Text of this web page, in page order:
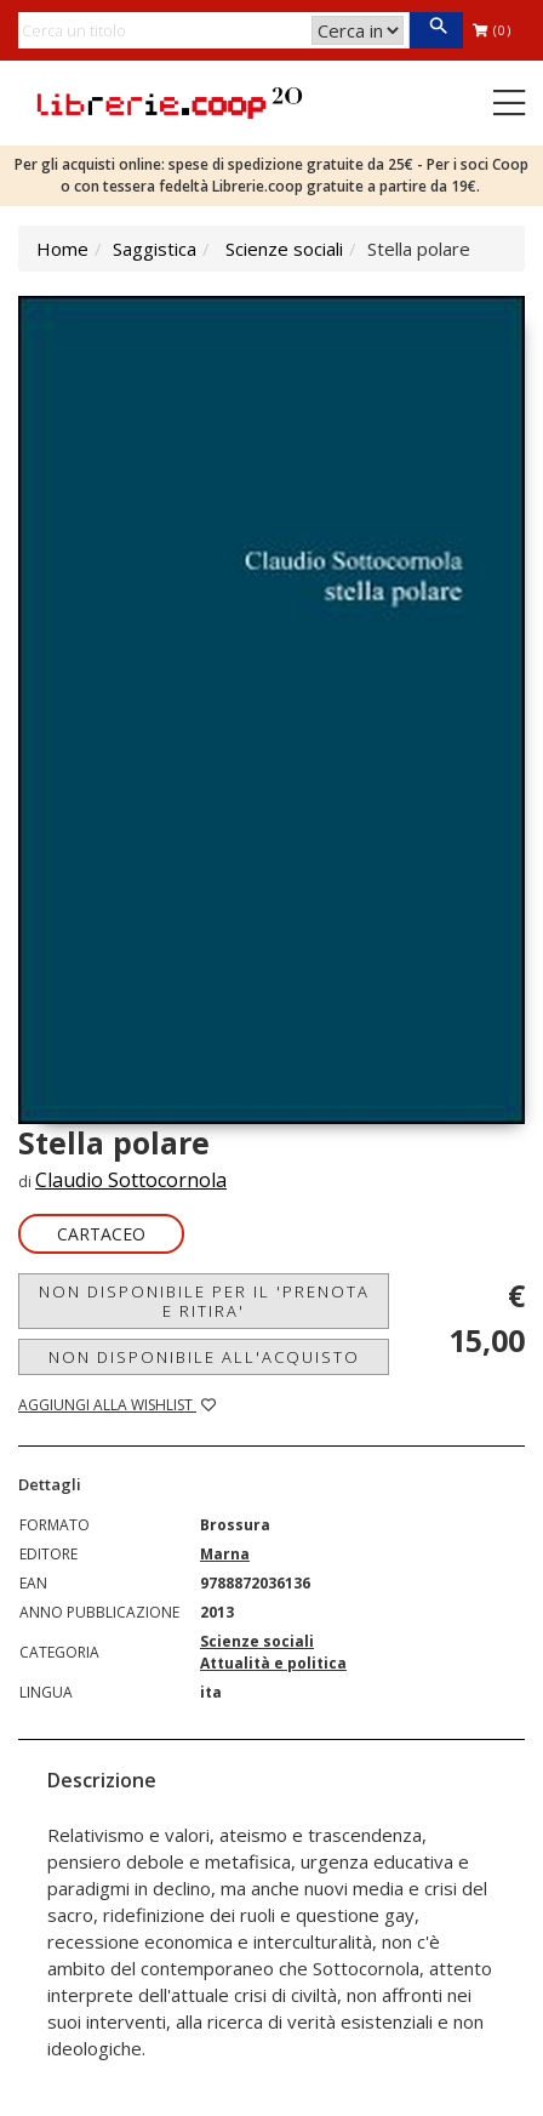
(0)
Per gli acquisti online: spese di spedizione gratuite da 25€ - Per i soci Coop
o con tessera fedeltà Librerie.coop gratuite a partire da 19€.
Home Saggistica Scienze sociali Stella polare
Stella polare
di Claudio Sottocornola
CARTACEO
NON DISPONIBILE PER IL 'PRENOTA
E RITIRA'
NON DISPONIBILE ALL'ACQUISTO
AGGIUNGI ALLA WISHLIST
€
15,00
Dettagli
FORMATO
Brossura
EDITORE
Marna
EAN
9788872036136
ANNO PUBBLICAZIONE
2013
CATEGORIA
Scienze sociali
Attualità e politica
LINGUA
ita
Descrizione
Relativismo e valori, ateismo e trascendenza,
pensiero debole e metafisica, urgenza educativa e
paradigmi in declino, ma anche nuovi media e crisi del
sacro, ridefinizione dei ruoli e questione gay,
recessione economica e interculturalità, non c'è
ambito del contemporaneo che Sottocornola, attento
interprete dell'attuale crisi di civiltà, non affronti nei
suoi interventi, alla ricerca di verità esistenziali e non
ideologiche.